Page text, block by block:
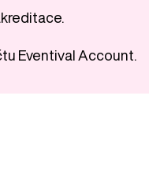
Eventival Account.